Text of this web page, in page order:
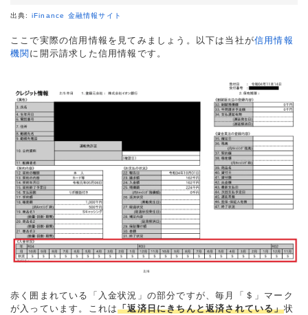
出典: iFinance 金融情報サイト
ここで実際の信用情報を見てみましょう。以下は当社が信用情報
機関 に開示請求した信用情報です。
赤く囲まれている「入金状況」の部分ですが、毎月「＄」マーク
が入っています。これは「返済日にきちんと返済されている」状